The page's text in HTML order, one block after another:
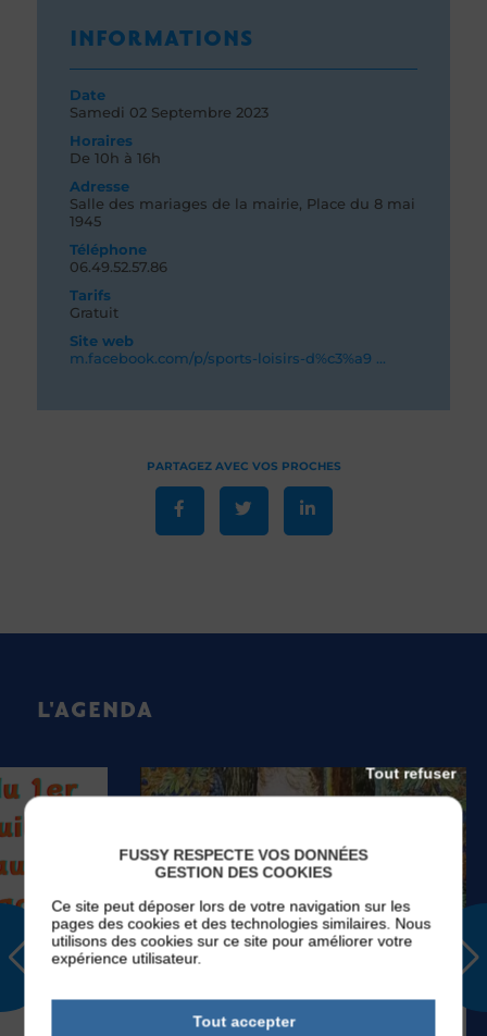
INFORMATIONS
Date
Samedi 02 Septembre 2023
Horaires
De 10h à 16h
Adresse
Salle des mariages de la mairie, Place du 8 mai
1945
Téléphone
06.49.52.57.86
Tarifs
Gratuit
Site web
m.facebook.com/p/sports-loisirs-d%c3%a9 ...
L'AGENDA
EVÉNEMENTS
Sep 2026
FUSSY RESPECTE VOS DONNÉES
GESTION DES COOKIES
Ce site peut déposer lors de votre navigation sur les
pages des cookies et des technologies similaires. Nous
utilisons des cookies sur ce site pour améliorer votre
expérience utilisateur.
Tout accepter
Tout refuser